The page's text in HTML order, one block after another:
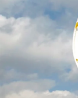
verlag
verlag
veranstaltungen
shop